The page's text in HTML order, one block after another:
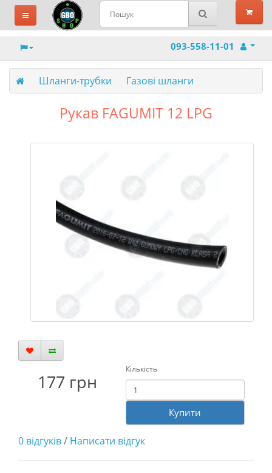
093-558-11-01
Шланги-трубки Газові шланги
Рукав FAGUMIT 12 LPG
177 грн
Кількість
Купити
0 відгуків/ Написати відгук